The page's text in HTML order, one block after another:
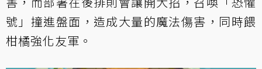
號」撞進盤面，造成大量的魔法傷害，同時餵
柑橘強化友軍。